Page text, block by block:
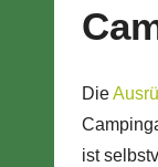
Die
ist